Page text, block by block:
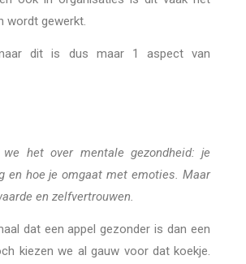
wordt gewerkt.
dit is dus maar 1 aspect van
we het over mentale gezondheid: je
en hoe je omgaat met emoties. Maar
en zelfvertrouwen.
dat een appel gezonder is dan een
kiezen we al gauw voor dat koekje.